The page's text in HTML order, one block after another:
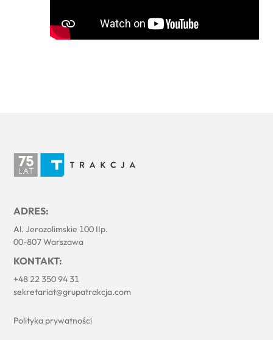
ADRES:
Al. Jerozolimskie 100 IIp.
00-807 Warszawa
KONTAKT:
+48 22 350 94 31
sekretariat@grupatrakcja.com
Polityka prywatności